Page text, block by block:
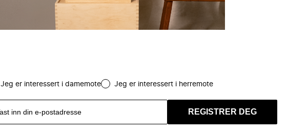
Jeg er interessert i damemote Jeg er interessert i herremote
REGISTRER DEG